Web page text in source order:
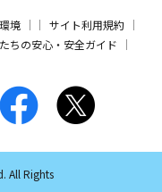
境
サイト利用規約
ちの安心・安全ガイド
All Rights